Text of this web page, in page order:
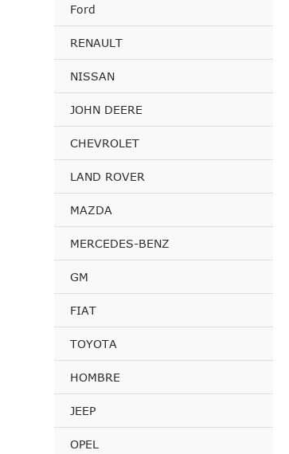
Ford
RENAULT
NISSAN
JOHN DEERE
CHEVROLET
LAND ROVER
MAZDA
MERCEDES-BENZ
GM
FIAT
TOYOTA
HOMBRE
JEEP
OPEL